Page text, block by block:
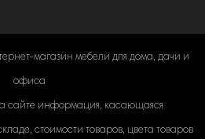
магазин мебели для дома, дачи и
офиса
сайте информация, касающаяся
стоимости товаров, цвета товаров